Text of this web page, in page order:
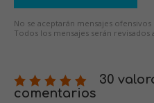
No se aceptarán mensajes
Todos los mensajes serán revisados
30
comentarios